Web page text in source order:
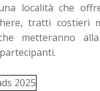
località che
tratti costieri
metteranno